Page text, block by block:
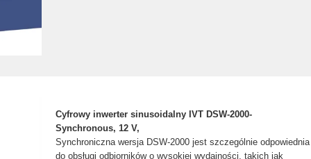
Cyfrowy inwerter sinusoidalny IVT DSW-2000-
Synchronous, 12 V,
Synchroniczna wersja DSW-2000 jest szczególnie odpowiednia
do obsługi odbiorników o wysokiej wydajności, takich jak